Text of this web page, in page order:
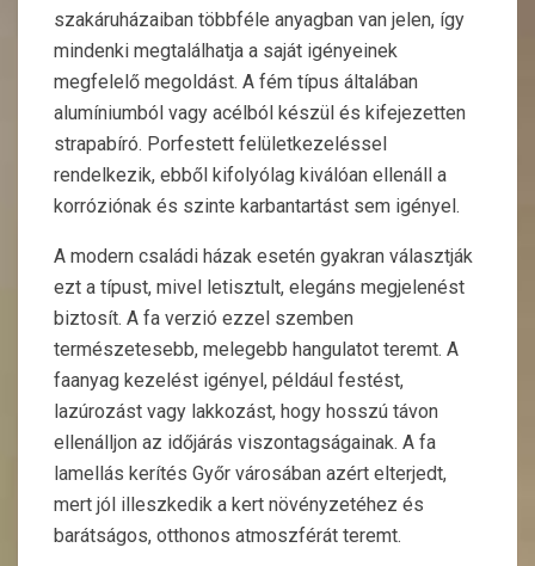
szakáruházaiban többféle anyagban van jelen, így
mindenki megtalálhatja a saját igényeinek
megfelelő megoldást. A fém típus általában
alumíniumból vagy acélból készül és kifejezetten
strapabíró. Porfestett felületkezeléssel
rendelkezik, ebből kifolyólag kiválóan ellenáll a
korróziónak és szinte karbantartást sem igényel.
A modern családi házak esetén gyakran választják
ezt a típust, mivel letisztult, elegáns megjelenést
biztosít. A fa verzió ezzel szemben
természetesebb, melegebb hangulatot teremt. A
faanyag kezelést igényel, például festést,
lazúrozást vagy lakkozást, hogy hosszú távon
ellenálljon az időjárás viszontagságainak. A fa
lamellás kerítés Győr városában azért elterjedt,
mert jól illeszkedik a kert növényzetéhez és
barátságos, otthonos atmoszférát teremt.